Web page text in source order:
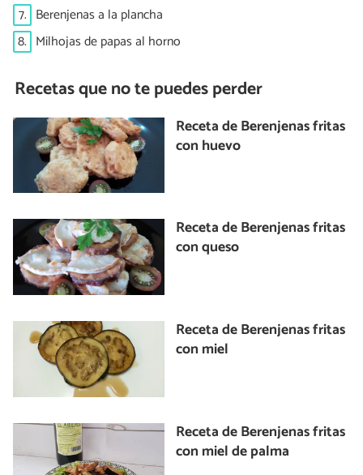
7. Berenjenas a la plancha
8. Milhojas de papas al horno
Recetas que no te puedes perder
Receta de Berenjenas fritas
con huevo
Receta de Berenjenas fritas
con queso
Receta de Berenjenas fritas
con miel
Receta de Berenjenas fritas
con miel de palma